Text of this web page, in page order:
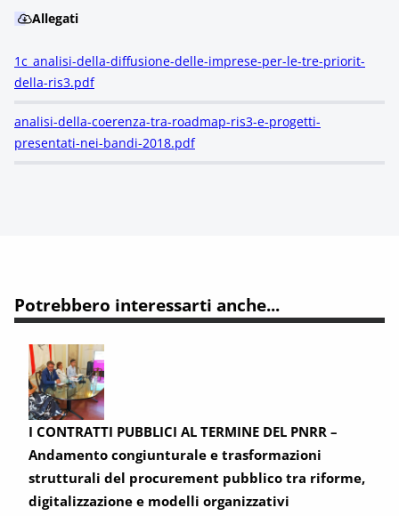
Allegati
1c_analisi-della-diffusione-delle-imprese-per-le-tre-priorit-
della-ris3.pdf
analisi-della-coerenza-tra-roadmap-ris3-e-progetti-
presentati-nei-bandi-2018.pdf
Potrebbero interessarti anche...
I CONTRATTI PUBBLICI AL TERMINE DEL PNRR –
Andamento congiunturale e trasformazioni
strutturali del procurement pubblico tra riforme,
digitalizzazione e modelli organizzativi